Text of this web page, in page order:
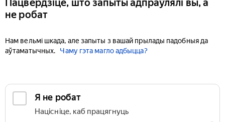
Пацвердзіце, што запыты адпраўлялі вы, а
не робат
Нам вельмі шкада, але запыты з вашай прылады падобныя да
аўтаматычных.
Чаму гэта магло адбыцца?
Я не робат
Націсніце, каб працягнуць